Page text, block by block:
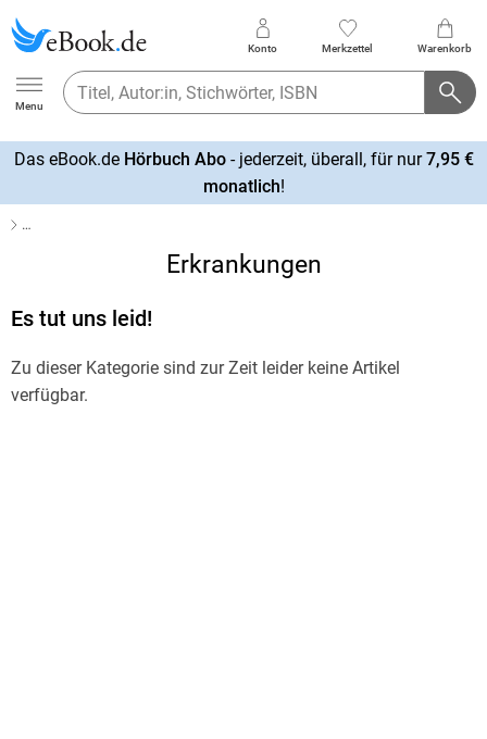
Ebook.de
Menu
Konto Merkzettel Warenkorb
Das eBook.de Hörbuch Abo- jederzeit, überall, für nur7,95 €
monatlich!
…
Erkrankungen
Es tut uns leid!
Zu dieser Kategorie sind zur Zeit leider keine Artikel
verfügbar.